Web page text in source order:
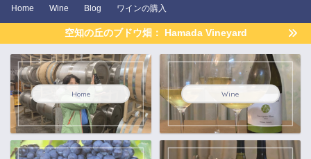
Home Wine Blog ワインの購入
空知の丘のブドウ畑： Hamada Vineyard
Home Wine